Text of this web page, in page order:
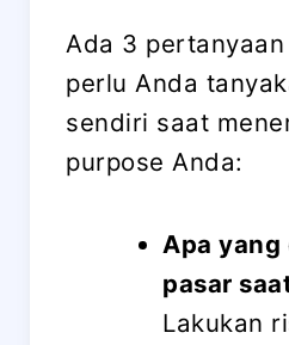
Ada 3
perlu Anda
sendiri saat
purpose Anda:
Apa
pasar
Lakukan